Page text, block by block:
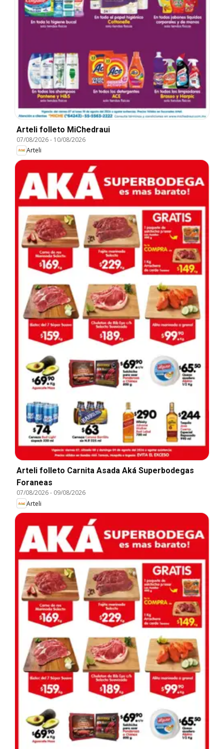
Arteli folleto MiChedraui
07/08/2026- 10/08/2026
Arteli
Arteli folleto Carnita Asada Aká Superbodegas
Foraneas
07/08/2026- 09/08/2026
Arteli